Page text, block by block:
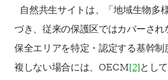
自然共生サイトは、「地域生物多
づき、従来の保護区ではカバーされ
保全エリアを特定・認定する基幹制
複しない場合には、OECM[2] とし